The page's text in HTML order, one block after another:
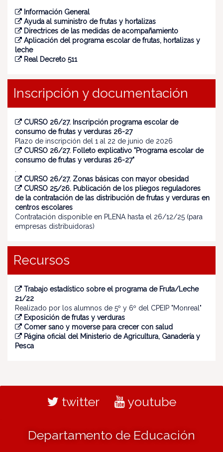
Información General
Ayuda al suministro de frutas y hortalizas
Directrices de las medidas de acompañamiento
Aplicación del programa escolar de frutas, hortalizas y
leche
Real Decreto 511
Inscripción y documentación
CURSO 26/27. Inscripción programa escolar de
consumo de frutas y verduras 26-27
Plazo de inscripción del 1 al 22 de junio de 2026
CURSO 26/27. Folleto explicativo "Programa escolar de
consumo de frutas y verduras 26-27"
CURSO 26/27. Zonas básicas con mayor obesidad
CURSO 25/26. Publicación de los pliegos reguladores
de la contratación de las distribución de frutas y verduras en
centros escolares
Contratación disponible en PLENA hasta el 26/12/25 (para
empresas distribuidoras)
Recursos
Trabajo estadístico sobre el programa de Fruta/Leche
21/22
Realizado por los alumnos de 5º y 6º del CPEIP "Monreal"
Exposición de frutas y verduras
Comer sano y moverse para crecer con salud
Página oficial del Ministerio de Agricultura, Ganadería y
Pesca
twitter youtube
Departamento de Educación